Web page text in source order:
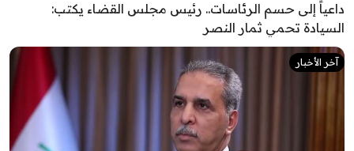
داعياً إلى حسم الرئاسات.. رئيس مجلس القضاء يكتب:
السيادة تحمي ثمار النصر
آخر الأخبار